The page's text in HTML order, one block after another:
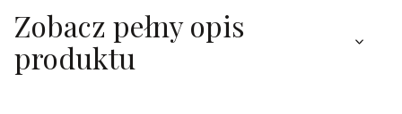
Zobacz pełny opis
produktu